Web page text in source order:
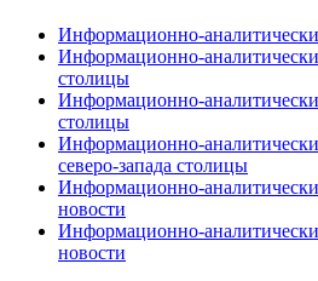
Информационно-
Информационно-
столицы
Информационно-
столицы
Информационно-
северо-запада столицы
Информационно-
новости
Информационно-
новости